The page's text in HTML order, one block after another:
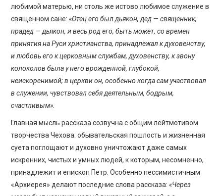
любимой матерью, ни столь же истово любимое служение в
священном сане:«Отец его был дьякон, дед — священник,
прадед — дьякон, и весь род его, быть может, со времен
принятия на Руси христианства, принадлежал к духовенству,
и любовь его к церковным службам, духовенству, к звону
колоколов была у него врожденной, глубокой,
неискоренимой; в церкви он, особенно когда сам участвовал
в служении, чувствовал себя деятельным, бодрым,
счастливым».
Главная мысль рассказа созвучна с общим лейтмотивом
творчества Чехова: обывательская пошлость и жизненная
суета поглощают и духовно уничтожают даже самых
искренних, чистых и умных людей, к которым, несомненно,
принадлежит и епископ Петр. Особенно пессимистичным
«Архиерея» делают последние слова рассказа:«Через